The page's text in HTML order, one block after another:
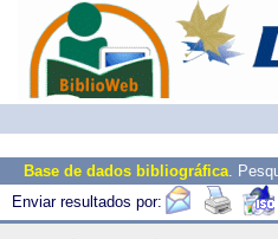
Base de dados bibliográfica.
Enviar resultados por: